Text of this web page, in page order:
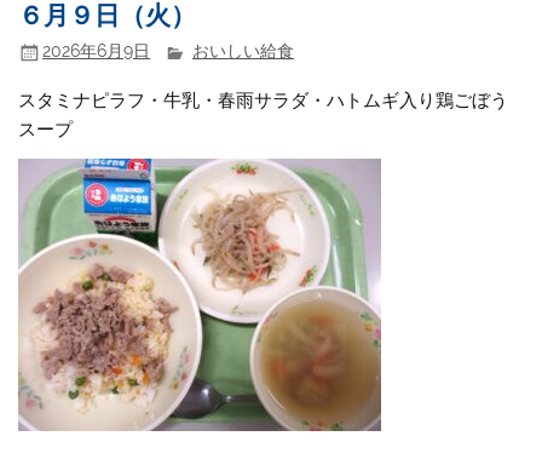
６月９日（火）
2026年6月9日 おいしい給食
スタミナピラフ・牛乳・春雨サラダ・ハトムギ入り鶏ごぼう
スープ